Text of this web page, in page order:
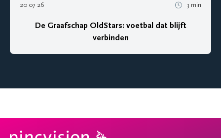
20 07 26 3 min
De Graafschap OldStars: voetbal dat blijft
verbinden